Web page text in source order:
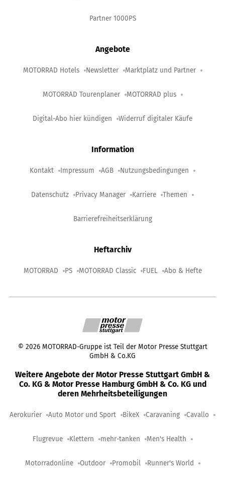
Partner 1000PS
Angebote
MOTORRAD Hotels Newsletter Marktplatz und Partner
MOTORRAD Tourenplaner MOTORRAD plus
Digital-Abo hier kündigen Widerruf digitaler Käufe
Information
Kontakt Impressum AGB Nutzungsbedingungen
Datenschutz Privacy Manager Karriere Themen
Barrierefreiheitserklärung
Heftarchiv
MOTORRAD PS MOTORRAD Classic FUEL Abo & Hefte
© 2026 MOTORRAD-Gruppe ist Teil der Motor Presse Stuttgart
GmbH & Co.KG
Weitere Angebote der Motor Presse Stuttgart GmbH &
Co. KG & Motor Presse Hamburg GmbH & Co. KG und
deren Mehrheitsbeteiligungen
Aerokurier Auto Motor und Sport BikeX Caravaning Cavallo
Flugrevue Klettern mehr-tanken Men's Health
Motorradonline Outdoor Promobil Runner's World